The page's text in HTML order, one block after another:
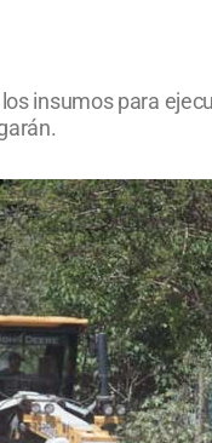
insumos para